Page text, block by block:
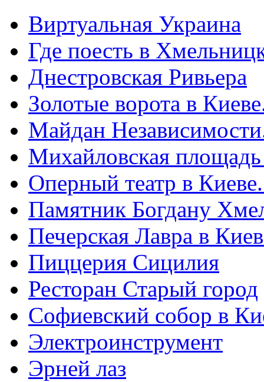
Виртуальная Украина
Где поесть в
Днестровская Ривьера
Золотые ворота в
Майдан
Михайловская
Оперный театр в
Памятник Богдану
Печерская Лавра в
Пиццерия Сицилия
Ресторан Старый город
Софиевский собор в
Электроинструмент
Эрней лаз